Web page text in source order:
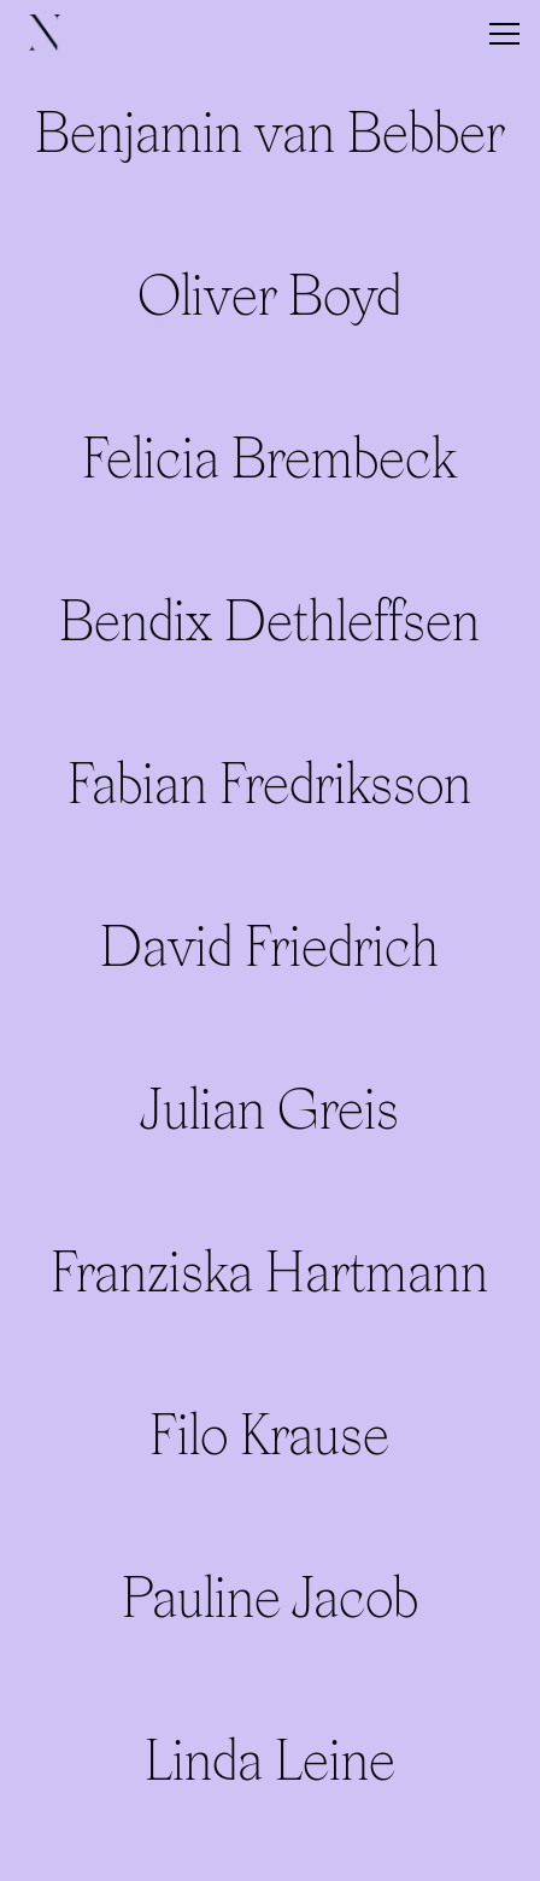
veranstaltungen
künstler:innen
about
Benjamin van Bebber
Oliver Boyd
Felicia Brembeck
Bendix Dethleffsen
Fabian Fredriksson
David Friedrich
Julian Greis
Franziska Hartmann
Filo Krause
Pauline Jacob
Linda Leine